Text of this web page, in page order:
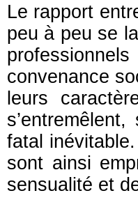
Le rapport
peu à peu se
convenance
leurs
fatal
sont ainsi
sensualité et